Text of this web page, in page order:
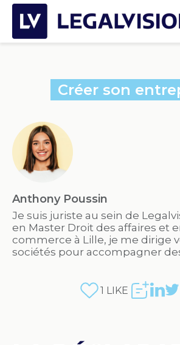
Créer son
Anthony Poussin
Je suis juriste au sein de
en Master Droit des affaires et
commerce à Lille, je me dirige
sociétés pour accompagner
1 LIKE